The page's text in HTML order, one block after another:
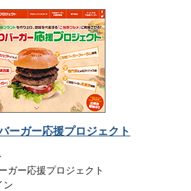
ーガー応援プロジェクト
ガー応援プロジェクト
ン